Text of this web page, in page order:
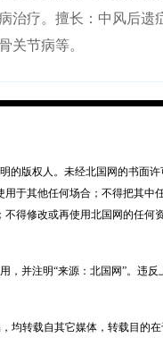
治疗。擅长：中风后遗
关节病等。
的版权人。未经北国网的书面
于其他任何场合；不得把其中
得修改或再使用北国网的任何
，并注明“来源：北国网”。违
均转载自其它媒体，转载目的